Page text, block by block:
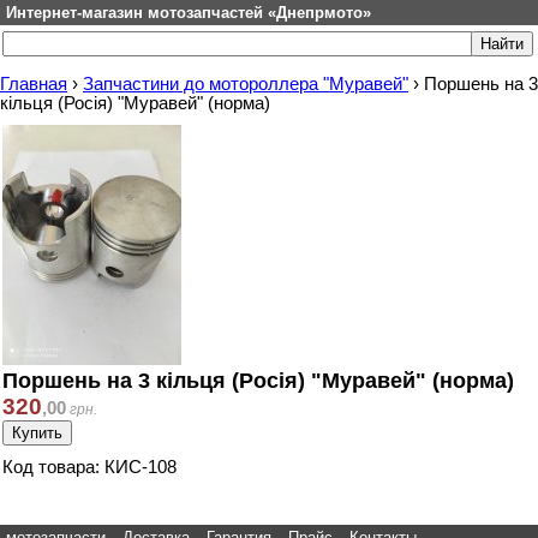
Интернет-магазин мотозапчастей «Днепрмото»
Главная › Запчастини до мотороллера "Муравей" › Поршень на 3
кільця (Росія) "Муравей" (норма)
Поршень на 3 кільця (Росія) "Муравей" (норма)
320,00 грн.
Код товара: КИС-108